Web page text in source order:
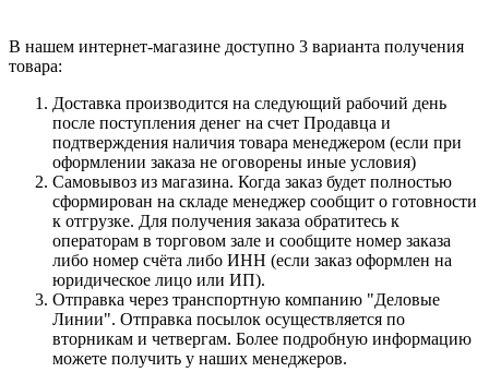
В нашем интернет-магазине доступно 3 варианта получения
товара:
Доставка производится на следующий рабочий день
после поступления денег на счет Продавца и
подтверждения наличия товара менеджером (если при
оформлении заказа не оговорены иные условия)
Самовывоз из магазина. Когда заказ будет полностью
сформирован на складе менеджер сообщит о готовности
к отгрузке. Для получения заказа обратитесь к
операторам в торговом зале и сообщите номер заказа
либо номер счёта либо ИНН (если заказ оформлен на
юридическое лицо или ИП).
Отправка через транспортную компанию "Деловые
Линии". Отправка посылок осуществляется по
вторникам и четвергам. Более подробную информацию
можете получить у наших менеджеров.